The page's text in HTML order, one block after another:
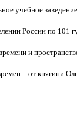
учебное
России по 101
и
– от княгини